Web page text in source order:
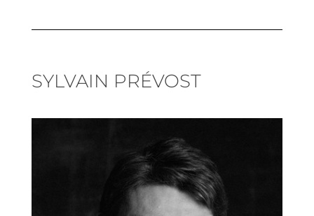
SYLVAIN PRÉVOST